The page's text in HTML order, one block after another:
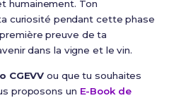
humainement. Ton
curiosité pendant cette phase
preuve de ta
dans la vigne et le vin.
CGEVV ou que tu souhaites
proposons un E-Book de